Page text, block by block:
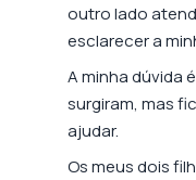
outro lado
esclarecer a
A minha dúvida
surgiram, mas
ajudar.
Os meus dois